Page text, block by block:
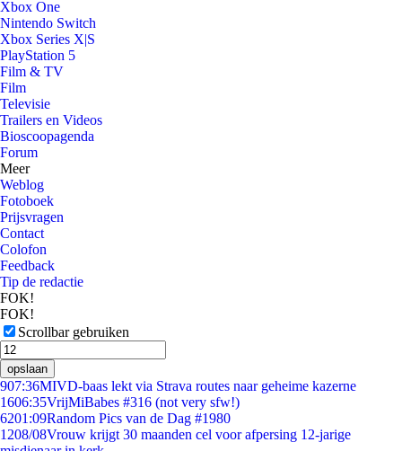
Xbox One
Nintendo Switch
Xbox Series X|S
PlayStation 5
Film & TV
Film
Televisie
Trailers en Videos
Bioscoopagenda
Forum
Meer
Weblog
Fotoboek
Prijsvragen
Contact
Colofon
Feedback
Tip de redactie
FOK!
FOK!
Scrollbar gebruiken
opslaan
907:36MIVD-baas lekt via Strava routes naar geheime kazerne
1606:35VrijMiBabes #316 (not very sfw!)
6201:09Random Pics van de Dag #1980
1208/08Vrouw krijgt 30 maanden cel voor afpersing 12-jarige